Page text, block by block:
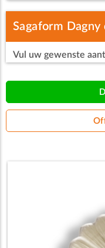
Sagaform
Vul uw gewenste